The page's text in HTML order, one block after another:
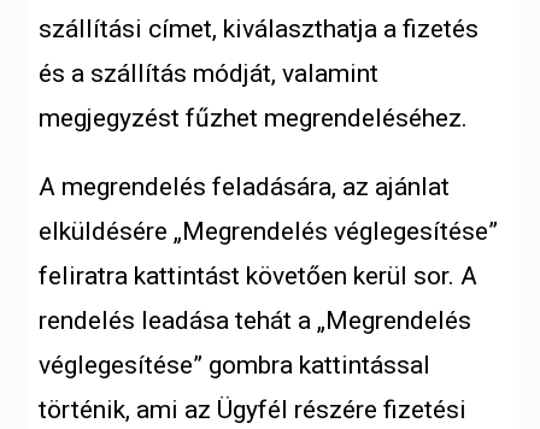
szállítási címet, kiválaszthatja a fizetés
és a szállítás módját, valamint
megjegyzést fűzhet megrendeléséhez.
A megrendelés feladására, az ajánlat
elküldésére „Megrendelés véglegesítése”
feliratra kattintást követően kerül sor. A
rendelés leadása tehát a „Megrendelés
véglegesítése” gombra kattintással
történik, ami az Ügyfél részére fizetési